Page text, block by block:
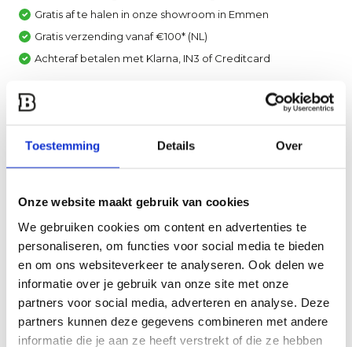
Toestemming Details Over
Onze website maakt gebruik van cookies
We gebruiken cookies om content en advertenties te
personaliseren, om functies voor social media te bieden
en om ons websiteverkeer te analyseren. Ook delen we
informatie over je gebruik van onze site met onze
partners voor social media, adverteren en analyse. Deze
partners kunnen deze gegevens combineren met andere
informatie die je aan ze heeft verstrekt of die ze hebben
Gratis af te halen in onze showroom in Emmen
Gratis verzending vanaf €100* (NL)
Achteraf betalen met Klarna, IN3 of Creditcard
Heb je een vraag over dit product?
Productomschrijving
Specificaties
Reviews